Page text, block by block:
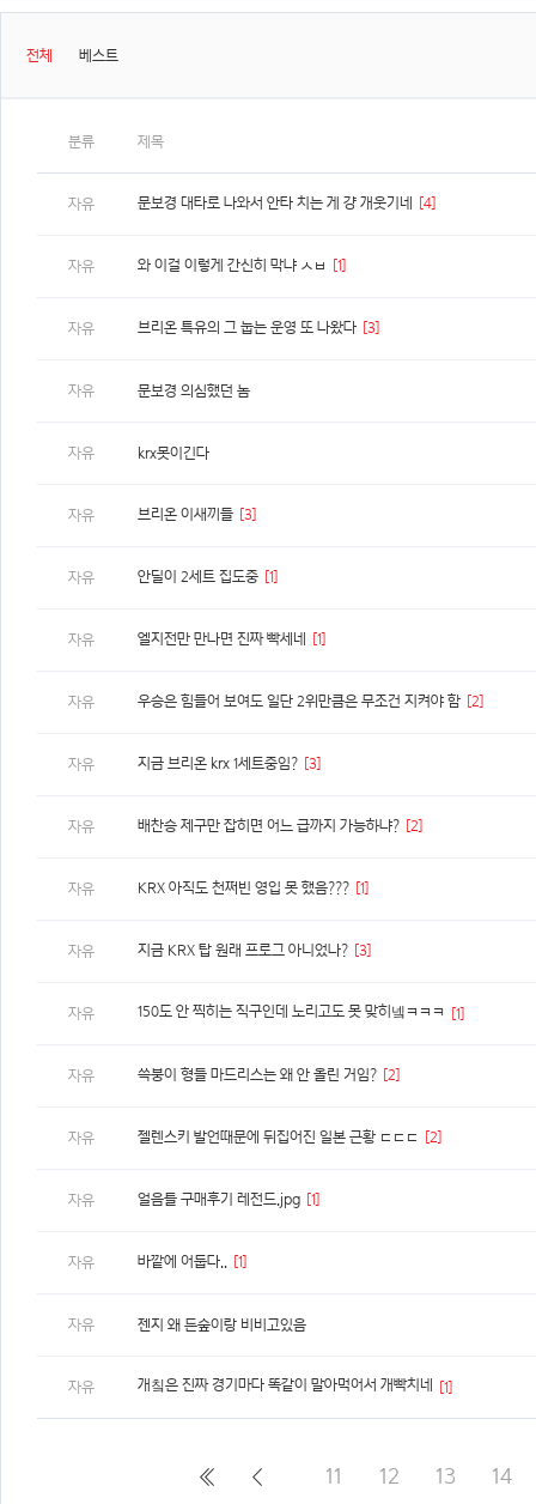
전체 베스트
분류 제목
자유 문보경 대타로 나와서 안타 치는 게 걍 개웃기네 [4]
자유 와 이걸 이렇게 간신히 막냐 ㅅㅂ [1]
자유 브리온 특유의 그 눕는 운영 또 나왔다 [3]
자유 문보경 의심했던 놈
자유 krx못이긴다
자유 브리온 이새끼들 [3]
자유 안딜이 2세트 집도중 [1]
자유 엘지전만 만나면 진짜 빡세네 [1]
자유 우승은 힘들어 보여도 일단 2위만큼은 무조건 지켜야 함 [2]
자유 지금 브리온 krx 1세트중임? [3]
자유 배찬승 제구만 잡히면 어느 급까지 가능하냐? [2]
자유 KRX 아직도 천쩌빈 영입 못 했음??? [1]
자유 지금 KRX 탑 원래 프로그 아니었나? [3]
자유 150도 안 찍히는 직구인데 노리고도 못 맞히넼ㅋㅋㅋ [1]
자유 쓱붕이 형들 마드리스는 왜 안 올린 거임? [2]
자유 젤렌스키 발언때문에 뒤집어진 일본 근황 ㄷㄷㄷ [2]
자유 얼음틀 구매후기 레전드.jpg [1]
자유 바깥에 어둡다.. [1]
자유 젠지 왜 든숲이랑 비비고있음
자유 개칰은 진짜 경기마다 똑같이 말아먹어서 개빡치네 [1]
11 12 13 14